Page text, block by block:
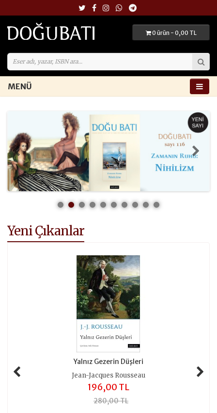
0 ürün - 0,00 TL
MENÜ
Yeni Çıkanlar
Yalnız Gezerin Düşleri
Jean-Jacques Rousseau
196,00 TL
280,00 TL